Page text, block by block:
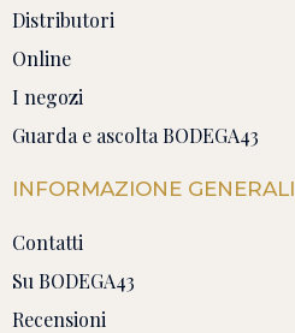
Distributori
Online
I negozi
Guarda e ascolta BODEGA43
INFORMAZIONE GENERALI
Contatti
Su BODEGA43
Recensioni